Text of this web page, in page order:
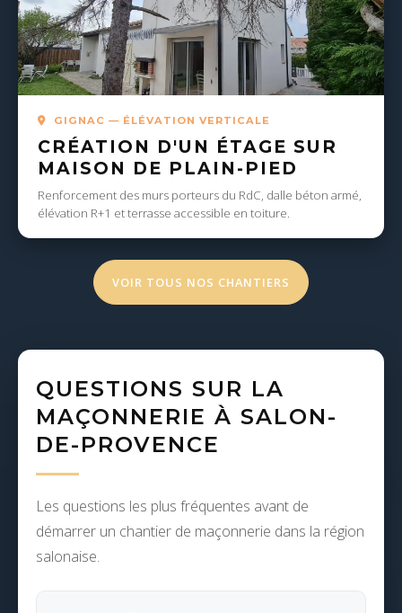
GIGNAC — ÉLÉVATION VERTICALE
CRÉATION D'UN ÉTAGE SUR
MAISON DE PLAIN-PIED
Renforcement des murs porteurs du RdC, dalle béton armé,
élévation R+1 et terrasse accessible en toiture.
VOIR TOUS NOS CHANTIERS
QUESTIONS SUR LA
MAÇONNERIE À SALON-
DE-PROVENCE
Les questions les plus fréquentes avant de
démarrer un chantier de maçonnerie dans la région
salonaise.